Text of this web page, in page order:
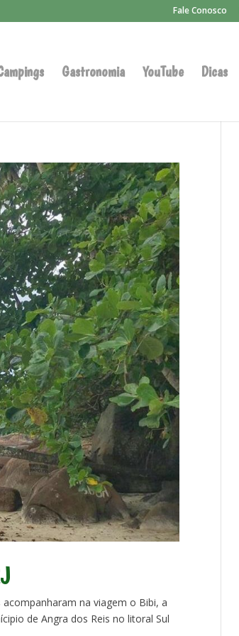
Fale Conosco
Gastronomia YouTube Dicas
na viagem o Bibi, a
de Angra dos Reis no litoral Sul